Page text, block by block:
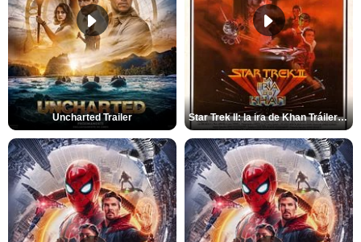
Uncharted Trailer Star Trek II: la ira de Khan Tráiler VO